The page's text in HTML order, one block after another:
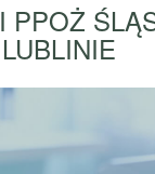
PPOŻ
LUBLINIE